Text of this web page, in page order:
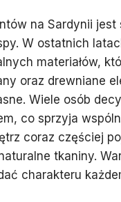
na Sardynii
W ostatnich
materiałów,
oraz drewniane
Wiele osób
co sprzyja
coraz częściej
tkaniny.
charakteru